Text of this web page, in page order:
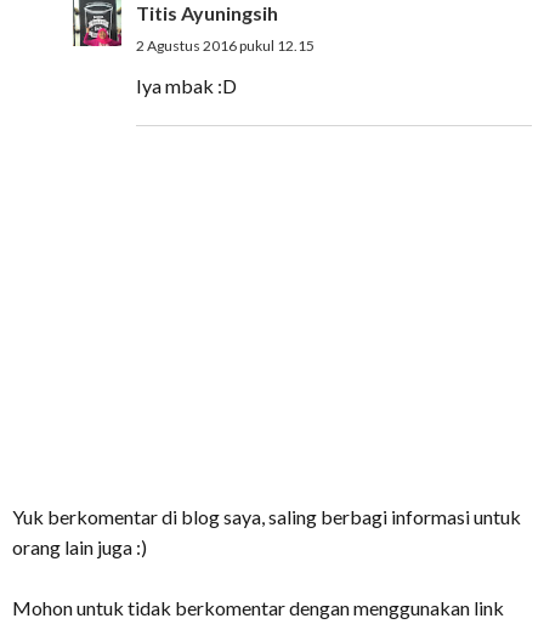
Titis Ayuningsih
2 Agustus 2016 pukul 12.15
Iya mbak :D
Yuk berkomentar di blog saya, saling berbagi informasi untuk
orang lain juga :)
Mohon untuk tidak berkomentar dengan menggunakan link